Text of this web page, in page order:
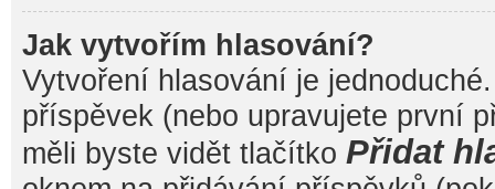
Jak vytvořím hlasování?
Vytvoření hlasování je
příspěvek (nebo upravujete první
měli byste vidět tlačítko Přidat